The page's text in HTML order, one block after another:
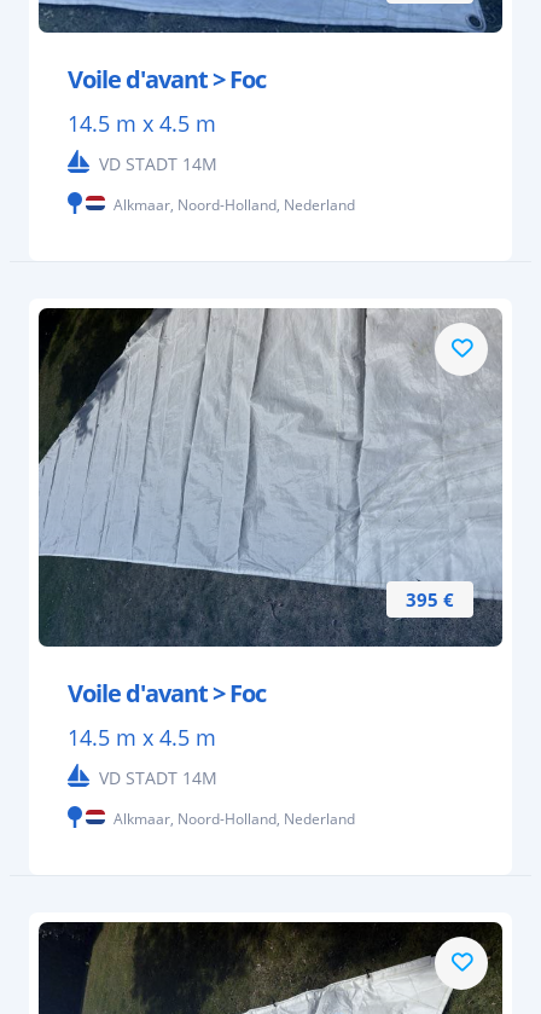
Voile d'avant > Foc
14.5 m x 4.5 m
VD STADT 14M
Alkmaar, Noord-Holland, Nederland
395 €
Voile d'avant > Foc
14.5 m x 4.5 m
VD STADT 14M
Alkmaar, Noord-Holland, Nederland